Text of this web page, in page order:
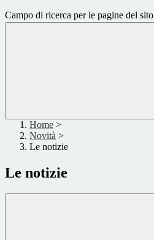
Campo di ricerca per le pagine del sito
Home >
Novità >
Le notizie
Le notizie